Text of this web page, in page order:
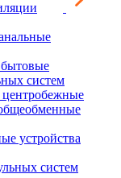
систем
устройства
систем